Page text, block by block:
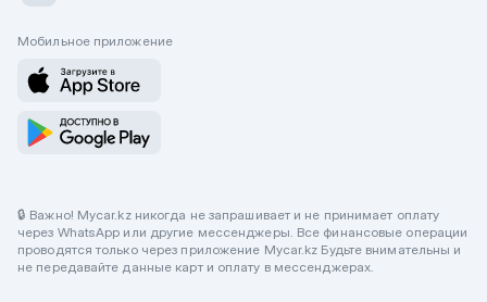
Мобильное приложение
🔒 Важно! Mycar.kz никогда не запрашивает и не принимает оплату
через WhatsApp или другие мессенджеры. Все финансовые операции
проводятся только через приложение Mycar.kz Будьте внимательны и
не передавайте данные карт и оплату в мессенджерах.